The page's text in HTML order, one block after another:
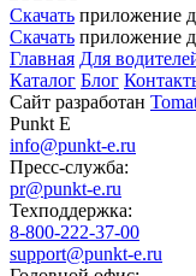
Скачать приложение
Скачать приложение
Главная Для
Каталог Блог
Сайт разработан
Punkt E
info@punkt-e.ru
Пресс-служба:
pr@punkt-e.ru
Техподдержка:
8-800-222-37-00
support@punkt-e.ru